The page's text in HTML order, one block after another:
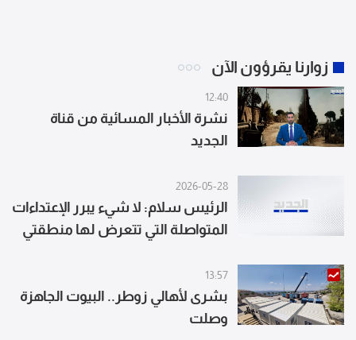
زوارنا يقرؤون الآن
12:40
نشرة الأخبار المسائية من قناة
الجديد
2026-05-28
الرئيس سلام: لا شيء يبرر الإعتداءات
المتواصلة التي تتعرض لها منطقتي
التاريخية
13:57
بشرى لأهالي زوطر.. البيوت الجاهزة
وصلت